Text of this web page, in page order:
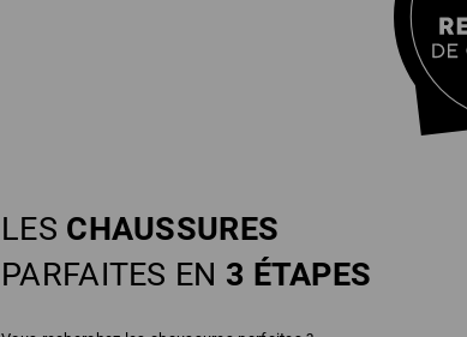
LES CHAUSSURES
PARFAITES EN 3 ÉTAPES